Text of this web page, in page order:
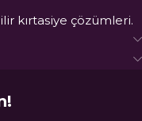
kırtasiye çözümleri.